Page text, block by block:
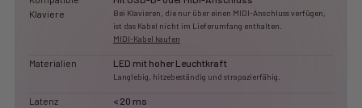
Klaviere
Bei Klavieren, die nur über einen MIDI-Anschluss verfügen,
ist das Kabel nicht im Lieferumfang enthalten.
MIDI-Kabel kaufen
Materialien LED mit hoher Leuchtkraft
Langlebig, hitzebeständig und strapazierfähig.
Latenz < 20 ms